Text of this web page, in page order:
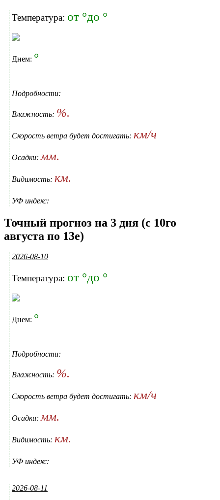
Температура: от °до °
Днем: °
Подробности:
Влажность: %.
Скорость ветра будет достигать: км/ч
Осадки:мм.
Видимость: км.
УФ индекс:
Точный прогноз на 3 дня (с 10го
августа по 13е)
2026-08-10
Температура: от °до °
Днем: °
Подробности:
Влажность: %.
Скорость ветра будет достигать: км/ч
Осадки:мм.
Видимость: км.
УФ индекс:
2026-08-11